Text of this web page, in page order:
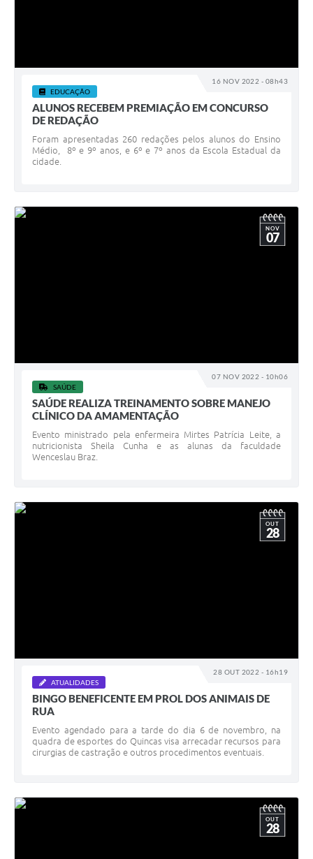
16 NOV 2022 - 08h43
EDUCAÇÃO
ALUNOS RECEBEM PREMIAÇÃO EM CONCURSO
DE REDAÇÃO
Foram apresentadas 260 redações pelos alunos do Ensino
Médio, 8º e 9º anos, e 6º e 7º anos da Escola Estadual da
cidade.
07 NOV 2022 - 10h06
NOV
07
SAÚDE
SAÚDE REALIZA TREINAMENTO SOBRE MANEJO
CLÍNICO DA AMAMENTAÇÃO
Evento ministrado pela enfermeira Mirtes Patrícia Leite, a
nutricionista Sheila Cunha e as alunas da faculdade
Wenceslau Braz.
28 OUT 2022 - 16h19
OUT
28
ATUALIDADES
BINGO BENEFICENTE EM PROL DOS ANIMAIS DE
RUA
Evento agendado para a tarde do dia 6 de novembro, na
quadra de esportes do Quincas visa arrecadar recursos para
cirurgias de castração e outros procedimentos eventuais.
OUT
28